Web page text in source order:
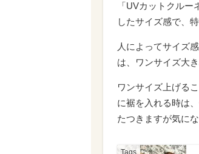
「UVカットクル
したサイズ感で、
人によってサイズ
は、ワンサイズ大
ワンサイズ上げる
に裾を入れる時は
たつきますが気に